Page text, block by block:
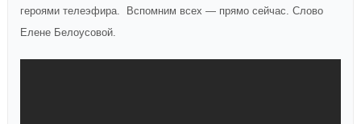
героями телеэфира. Вспомним всех — прямо сейчас. Слово
Елене Белоусовой.